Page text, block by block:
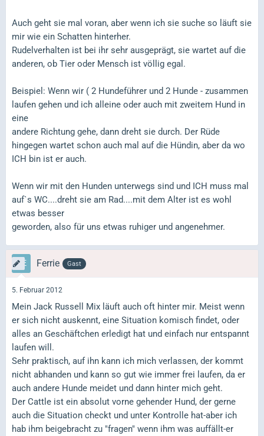
Auch geht sie mal voran, aber wenn ich sie suche so läuft sie
mir wie ein Schatten hinterher.
Rudelverhalten ist bei ihr sehr ausgeprägt, sie wartet auf die
anderen, ob Tier oder Mensch ist völlig egal.
Beispiel: Wenn wir ( 2 Hundeführer und 2 Hunde - zusammen
laufen gehen und ich alleine oder auch mit zweitem Hund in
eine
andere Richtung gehe, dann dreht sie durch. Der Rüde
hingegen wartet schon auch mal auf die Hündin, aber da wo
ICH bin ist er auch.
Wenn wir mit den Hunden unterwegs sind und ICH muss mal
auf`s WC....dreht sie am Rad....mit dem Alter ist es wohl
etwas besser
geworden, also für uns etwas ruhiger und angenehmer.
Ferrie Gast
5. Februar 2012
Mein Jack Russell Mix läuft auch oft hinter mir. Meist wenn
er sich nicht auskennt, eine Situation komisch findet, oder
alles an Geschäftchen erledigt hat und einfach nur entspannt
laufen will.
Sehr praktisch, auf ihn kann ich mich verlassen, der kommt
nicht abhanden und kann so gut wie immer frei laufen, da er
auch andere Hunde meidet und dann hinter mich geht.
Der Cattle ist ein absolut vorne gehender Hund, der gerne
auch die Situation checkt und unter Kontrolle hat-aber ich
hab ihm beigebracht zu "fragen" wenn ihm was auffällt-er